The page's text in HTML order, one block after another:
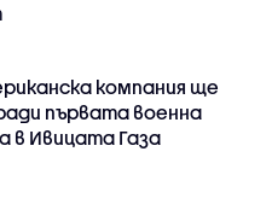
компания ще
първата военна
в Ивицата Газа